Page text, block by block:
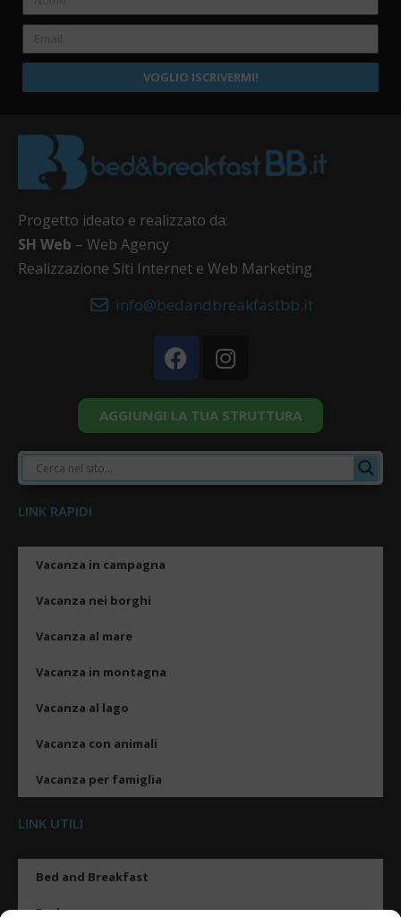
VOGLIO ISCRIVERMI!
Progetto ideato e realizzato da:
SH Web – Web Agency
Realizzazione Siti Internet e Web Marketing
info@bedandbreakfastbb.it
AGGIUNGI LA TUA STRUTTURA
LINK RAPIDI
Vacanza in campagna
Vacanza nei borghi
Vacanza al mare
Vacanza in montagna
Vacanza al lago
Vacanza con animali
Vacanza per famiglia
LINK UTILI
Bed and Breakfast
Esplora